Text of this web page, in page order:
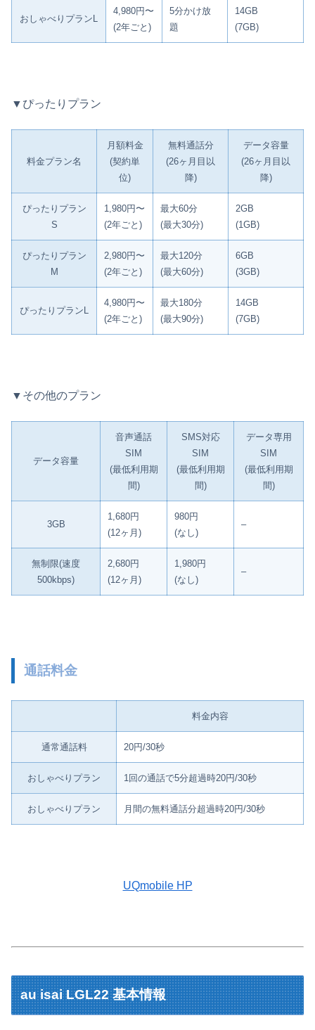
おしゃべりプランL
4,980円〜
(2年ごと)
5分かけ放
題
14GB
(7GB)
▼ぴったりプラン
料金プラン名
月額料金
(契約単
位)
無料通話分
(26ヶ月目以
降)
データ容量
(26ヶ月目以
降)
ぴったりプラン
S
1,980円〜
(2年ごと)
最大60分
(最大30分)
2GB
(1GB)
ぴったりプラン
M
2,980円〜
(2年ごと)
最大120分
(最大60分)
6GB
(3GB)
ぴったりプランL
4,980円〜
(2年ごと)
最大180分
(最大90分)
14GB
(7GB)
▼その他のプラン
データ容量
音声通話
SIM
(最低利用期
間)
SMS対応
SIM
(最低利用期
間)
データ専用
SIM
(最低利用期
間)
3GB
1,680円
(12ヶ月)
980円
(なし)
–
無制限(速度
500kbps)
2,680円
(12ヶ月)
1,980円
(なし)
–
通話料金
料金内容
通常通話料 20円/30秒
おしゃべりプラン 1回の通話で5分超過時20円/30秒
おしゃべりプラン 月間の無料通話分超過時20円/30秒
UQmobile HP
au isai LGL22 基本情報